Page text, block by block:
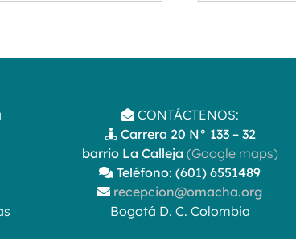
CONTÁCTENOS:
Carrera 20 N° 133 – 32
barrio La Calleja (Google maps)
Teléfono: (601) 6551489
recepcion@omacha.org
Bogotá D. C. Colombia